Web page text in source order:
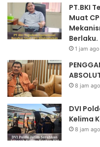
PT.BKI
Muat
Berlaku.
1 jam ago
8 jam ago
DVI
Kelima
8 jam ago